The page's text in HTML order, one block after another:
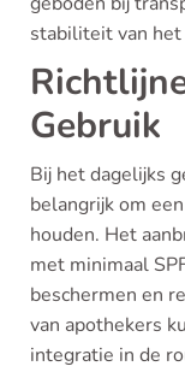
stabiliteit van
Gebruik
Bij het dagelijks
belangrijk om
houden. Het
met minimaal
beschermen en
van apothekers
integratie in de